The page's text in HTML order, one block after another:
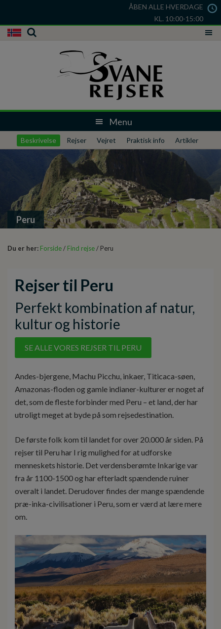
ÅBEN ALLE HVERDAGE
KL. 10:00-15:00
Beskrivelse Rejser Vejret Praktisk info Artikler
Peru
Du er her: Forside/ Find rejse/ Peru
Rejser til Peru
Perfekt kombination af natur,
kultur og historie
SE ALLE VORES REJSER TIL PERU
Andes-bjergene, Machu Picchu, inkaer, Titicaca-søen,
Amazonas-floden og gamle indianer-kulturer er noget af
det, som de fleste forbinder med Peru – et land, der har
utroligt meget at byde på som rejsedestination.
De første folk kom til landet for over 20.000 år siden. På
rejser til Peru har I rig mulighed for at udforske
menneskets historie. Det verdensberømte Inkarige var
fra år 1100-1500 og har efterladt spændende ruiner
overalt i landet. Derudover findes der mange spændende
præ-inka-civilisationer i Peru, som er værd at lære mere
om.